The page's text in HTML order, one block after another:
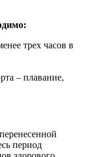
трех часов в
– плавание,
период